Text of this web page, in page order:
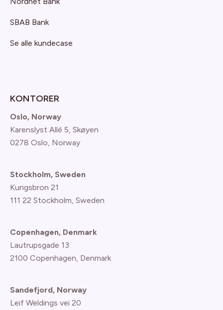
SBAB Bank
Se alle kundecase
KONTORER
Oslo, Norway
Karenslyst Allé 5, Skøyen
0278 Oslo, Norway
Stockholm, Sweden
Kungsbron 21
111 22 Stockholm, Sweden
Copenhagen, Denmark
Lautrupsgade 13
2100 Copenhagen , Denmark
Sandefjord, Norway
Leif Weldings vei 20